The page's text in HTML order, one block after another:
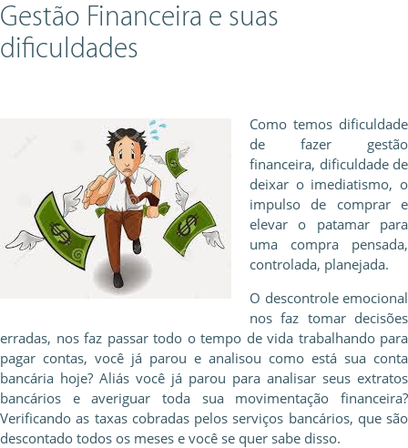
Gestão Financeira e suas
dificuldades
Como temos dificuldade
de fazer gestão
financeira, dificuldade de
deixar o imediatismo, o
impulso de comprar e
elevar o patamar para
uma compra pensada,
controlada, planejada.
O descontrole emocional
nos faz tomar decisões
erradas, nos faz passar todo o tempo de vida trabalhando para
pagar contas, você já parou e analisou como está sua conta
bancária hoje? Aliás você já parou para analisar seus extratos
bancários e averiguar toda sua movimentação financeira?
Verificando as taxas cobradas pelos serviços bancários, que são
descontado todos os meses e você se quer sabe disso.